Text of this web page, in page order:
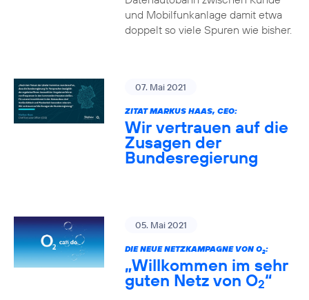
und Mobilfunkanlage damit etwa
doppelt so viele Spuren wie bisher.
07. Mai 2021
ZITAT MARKUS HAAS, CEO:
Wir vertrauen auf die
Zusagen der
Bundesregierung
05. Mai 2021
DIE NEUE NETZKAMPAGNE VON O2:
„Willkommen im sehr
guten Netz von O2“